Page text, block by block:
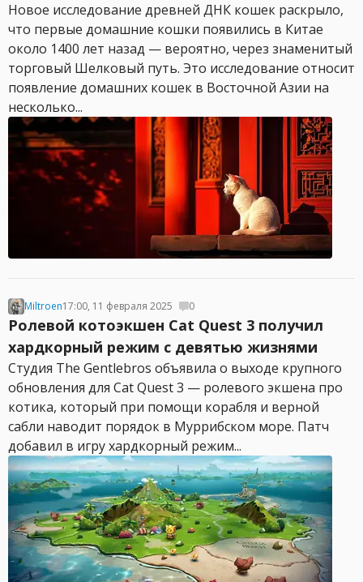
Новое исследование древней ДНК кошек раскрыло,
что первые домашние кошки появились в Китае
около 1400 лет назад — вероятно, через знаменитый
торговый Шелковый путь. Это исследование относит
появление домашних кошек в Восточной Азии на
несколько...
Miltroen17:00, 11 февраля 2025 0
Ролевой котоэкшен Cat Quest 3 получил
хардкорный режим с девятью жизнями
Студия The Gentlebros объявила о выходе крупного
обновления для Cat Quest 3 — ролевого экшена про
котика, который при помощи корабля и верной
сабли наводит порядок в Муррибском море. Патч
добавил в игру хардкорный режим...